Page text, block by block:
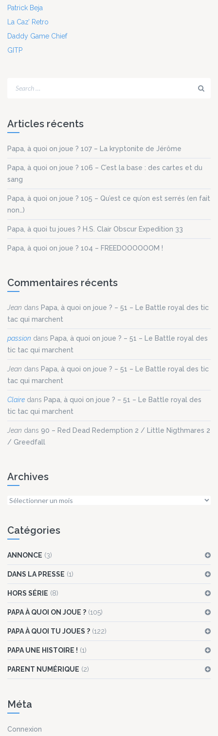
Patrick Beja
La Caz’ Retro
Daddy Game Chief
GITP
Articles récents
Papa, à quoi on joue ? 107 – La kryptonite de Jérôme
Papa, à quoi on joue ? 106 – C’est la base : des cartes et du
sang
Papa, à quoi on joue ? 105 – Qu’est ce qu’on est serrés (en fait
non…)
Papa, à quoi tu joues ? H.S. Clair Obscur Expedition 33
Papa, à quoi on joue ? 104 – FREEDOOOOOOM !
Commentaires récents
Jean dans Papa, à quoi on joue ? – 51 – Le Battle royal des tic
tac qui marchent
passion dans Papa, à quoi on joue ? – 51 – Le Battle royal des
tic tac qui marchent
Jean dans Papa, à quoi on joue ? – 51 – Le Battle royal des tic
tac qui marchent
Claire dans Papa, à quoi on joue ? – 51 – Le Battle royal des
tic tac qui marchent
Jean dans 90 – Red Dead Redemption 2 / Little Nigthmares 2
/ Greedfall
Archives
Archives
Catégories
ANNONCE (3)
DANS LA PRESSE (1)
HORS SÉRIE (8)
PAPA À QUOI ON JOUE ? (105)
PAPA À QUOI TU JOUES ? (122)
PAPA UNE HISTOIRE ! (1)
PARENT NUMÉRIQUE (2)
Méta
Connexion